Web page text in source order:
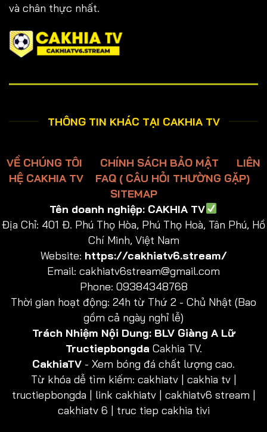
và chân thực nhất.
THÔNG TIN KHÁC TẠI CAKHIA TV
VỀ CHÚNG TÔI CHÍNH SÁCH BẢO MẬT
LIÊN
HỆ CAKHIA TV
FAQ ( CÂU HỎI THƯỜNG GẶP)
SITEMAP
Tên doanh nghiệp: CAKHIA TV
Địa Chỉ: 401 Đ. Phú Thọ Hòa, Phú Thọ Hoà, Tân Phú, Hồ
Chí Minh, Việt Nam
Website: https://cakhiatv6.stream/
Email: cakhiatv6stream@gmail.com
Phone: 09384348768
Thời gian hoạt động: 24h từ Thứ 2 - Chủ Nhật (Bao
gồm cả ngày nghỉ lễ)
Trách Nhiệm Nội Dung: BLV Giàng A Lữ
Tructiepbongda Cakhia TV.
CakhiaTV - Xem bóng đá chất lượng cao.
Từ khóa dễ tìm kiếm: cakhiatv | cakhia tv |
tructiepbongda | link cakhiatv | cakhiatv6 stream |
cakhiatv 6 | truc tiep cakhia tivi